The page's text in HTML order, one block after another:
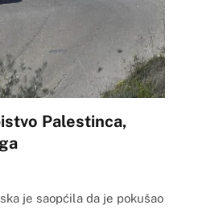
Palestinca,
je saopćila da je pokušao